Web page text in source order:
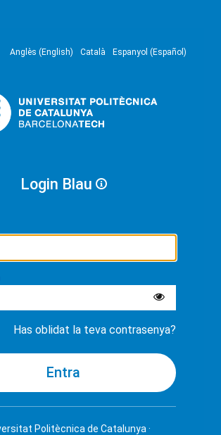
Anglès (English) Català Espanyol (Español)
Login Blau
Has oblidat la teva contrasenya?
Politècnica de Catalunya ·